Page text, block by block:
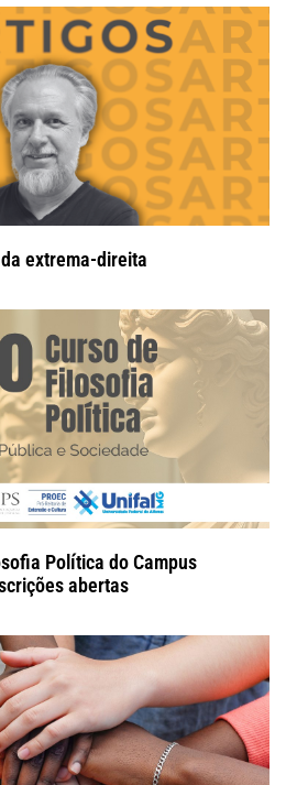
extrema-direita
Política do Campus
abertas